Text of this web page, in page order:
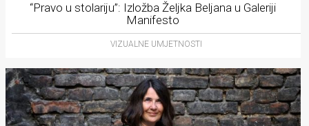
“Pravo u stolariju”: Izložba Željka Beljana u Galeriji
Manifesto
VIZUALNE UMJETNOSTI